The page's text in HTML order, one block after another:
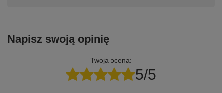
Napisz swoją opinię
Twoja ocena:
5/5